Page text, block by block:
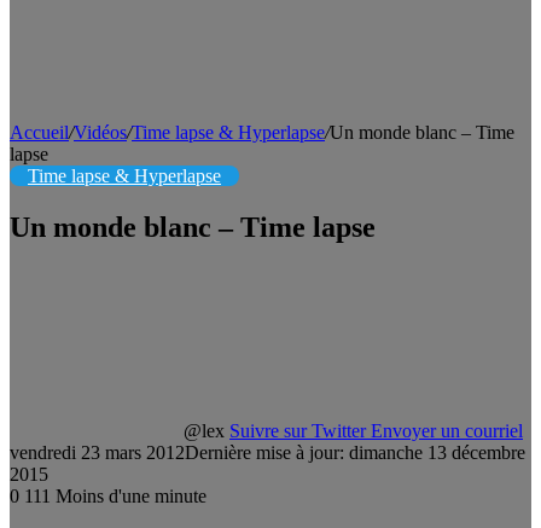
Accueil/Vidéos/Time lapse & Hyperlapse/Un monde blanc – Time
lapse
Time lapse & Hyperlapse
Un monde blanc – Time lapse
@lex Suivre sur Twitter Envoyer un courriel
vendredi 23 mars 2012Dernière mise à jour: dimanche 13 décembre
2015
0 111 Moins d'une minute